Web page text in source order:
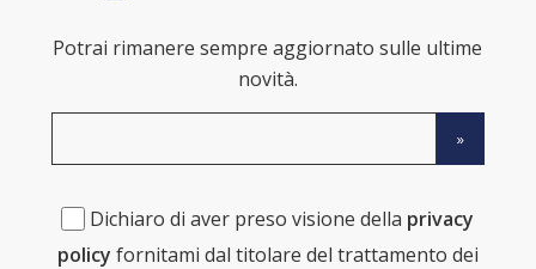
Potrai rimanere sempre aggiornato sulle ultime
novità.
Dichiaro di aver preso visione della privacy
policy fornitami dal titolare del trattamento dei